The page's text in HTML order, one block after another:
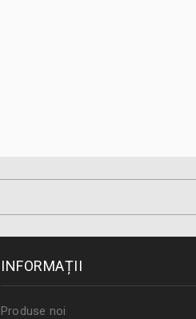
INFORMAȚII
Produse noi